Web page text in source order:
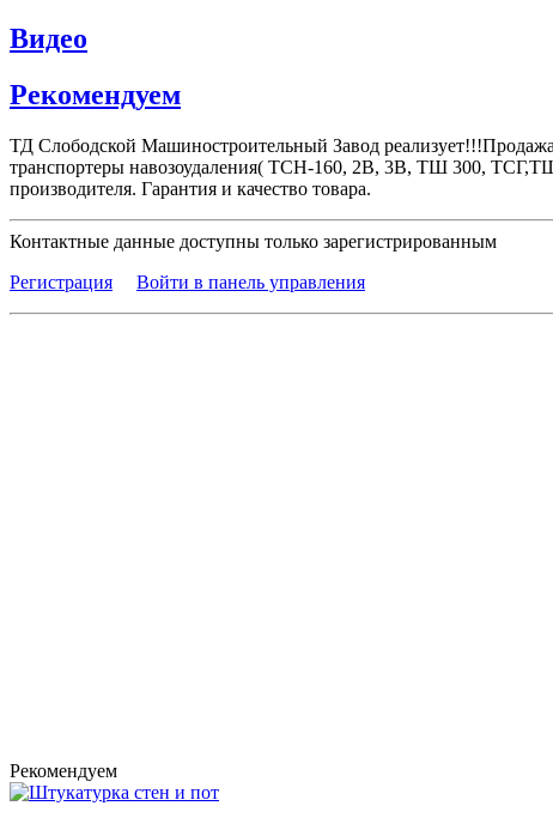
Видео
Рекомендуем
ТД Слободской Машиностроительный Завод
транспортеры навозоудаления( ТСН-160, 2В, 3В, ТШ 300,
производителя. Гарантия и качество товара.
Контактные данные доступны только зарегистрированным
Регистрация
Войти в панель управления
Рекомендуем